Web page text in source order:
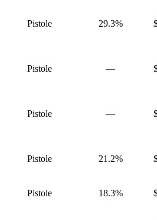
Pistole 29.3%
Pistole —
Pistole —
Pistole 21.2%
Pistole 18.3%